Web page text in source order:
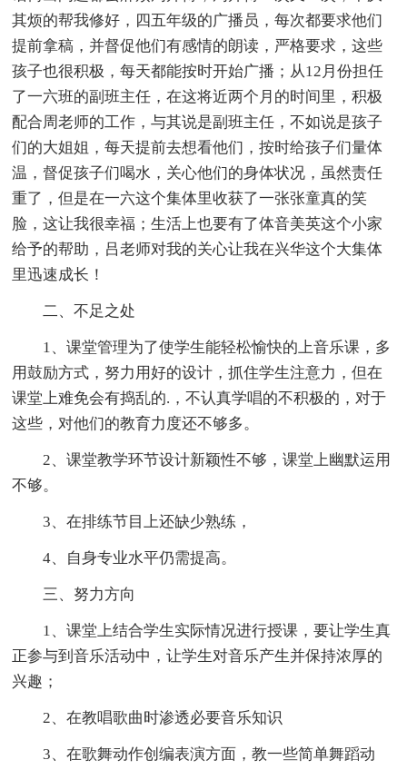
其烦的帮我修好，四五年级的广播员，每次都要求他们
提前拿稿，并督促他们有感情的朗读，严格要求，这些
孩子也很积极，每天都能按时开始广播；从12月份担任
了一六班的副班主任，在这将近两个月的时间里，积极
配合周老师的工作，与其说是副班主任，不如说是孩子
们的大姐姐，每天提前去想看他们，按时给孩子们量体
温，督促孩子们喝水，关心他们的身体状况，虽然责任
重了，但是在一六这个集体里收获了一张张童真的笑
脸，这让我很幸福；生活上也要有了体音美英这个小家
给予的帮助，吕老师对我的关心让我在兴华这个大集体
里迅速成长！
二、不足之处
1、课堂管理为了使学生能轻松愉快的上音乐课，多
用鼓励方式，努力用好的设计，抓住学生注意力，但在
课堂上难免会有捣乱的.，不认真学唱的不积极的，对于
这些，对他们的教育力度还不够多。
2、课堂教学环节设计新颖性不够，课堂上幽默运用
不够。
3、在排练节目上还缺少熟练，
4、自身专业水平仍需提高。
三、努力方向
1、课堂上结合学生实际情况进行授课，要让学生真
正参与到音乐活动中，让学生对音乐产生并保持浓厚的
兴趣；
2、在教唱歌曲时渗透必要音乐知识
3、在歌舞动作创编表演方面，教一些简单舞蹈动